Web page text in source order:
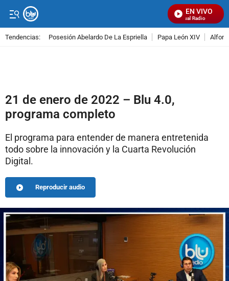
EN VIVO
Señal Visual Radio
Tendencias: Posesión Abelardo De La Espriella Papa León XIV
21 de enero de 2022 – Blu 4.0,
programa completo
El programa para entender de manera entretenida
todo sobre la innovación y la Cuarta Revolución
Digital.
Reproducir audio